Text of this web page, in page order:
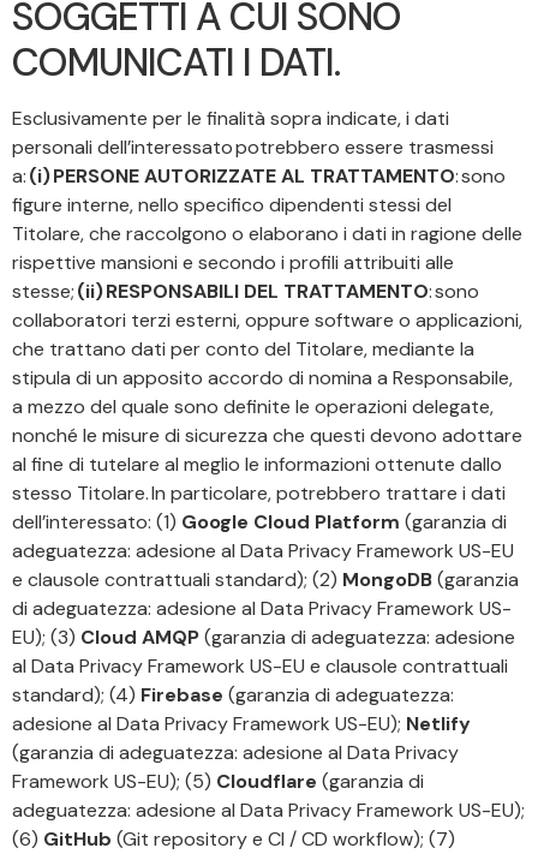
SOGGETTI A CUI SONO
COMUNICATI I DATI.
Esclusivamente per le finalità sopra indicate, i dati
personali dell’interessato potrebbero essere trasmessi
a:(i) PERSONE AUTORIZZATE AL TRATTAMENTO: sono
figure interne, nello specifico dipendenti stessi del
Titolare, che raccolgono o elaborano i dati in ragione delle
rispettive mansioni e secondo i profili attribuiti alle
stesse;(ii) RESPONSABILI DEL TRATTAMENTO: sono
collaboratori terzi esterni, oppure software o applicazioni,
che trattano dati per conto del Titolare, mediante la
stipula di un apposito accordo di nomina a Responsabile,
a mezzo del quale sono definite le operazioni delegate,
nonché le misure di sicurezza che questi devono adottare
al fine di tutelare al meglio le informazioni ottenute dallo
stesso Titolare. In particolare, potrebbero trattare i dati
dell’interessato: (1) Google Cloud Platform (garanzia di
adeguatezza: adesione al Data Privacy Framework US-EU
e clausole contrattuali standard); (2) MongoDB(garanzia
di adeguatezza: adesione al Data Privacy Framework US-
EU); (3) Cloud AMQP(garanzia di adeguatezza: adesione
al Data Privacy Framework US-EU e clausole contrattuali
standard); (4) Firebase (garanzia di adeguatezza:
adesione al Data Privacy Framework US-EU); Netlify
(garanzia di adeguatezza: adesione al Data Privacy
Framework US-EU); (5) Cloudflare (garanzia di
adeguatezza: adesione al Data Privacy Framework US-EU);
(6) GitHub (Git repository e CI / CD workflow); (7)